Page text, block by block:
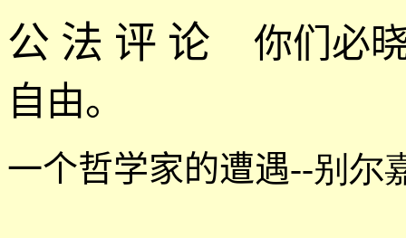
公 法 评 论
你们必
自由。
一个哲学家的遭遇--别尔